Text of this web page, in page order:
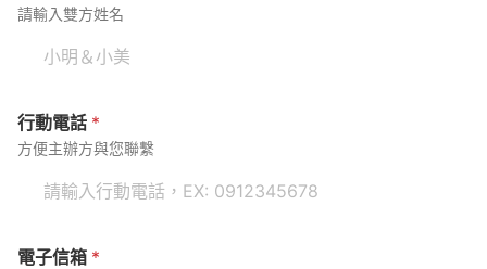
請輸入雙方姓名
行動電話 *
方便主辦方與您聯繫
電子信箱 *